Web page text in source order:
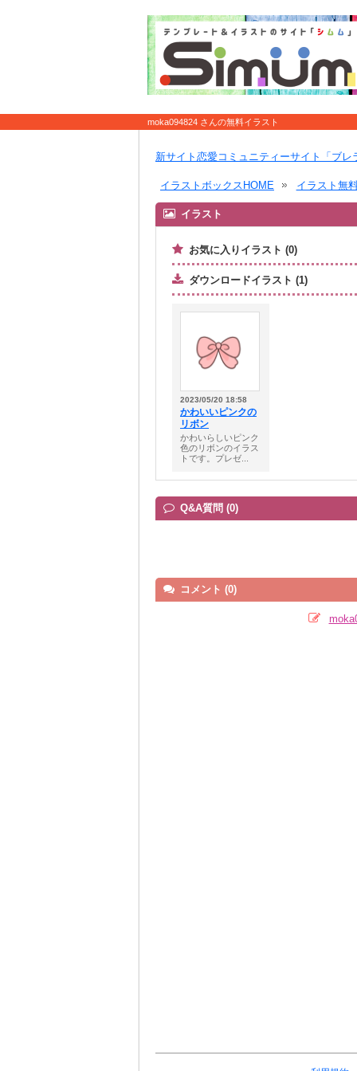
moka094824 さんの無料イラスト
新サイト恋愛コミュニティーサイト「ブレ
イラストボックスHOME イラスト無
イラスト
お気に入りイラスト (0)
ダウンロードイラスト (1)
2023/05/20 18:58
かわいいピンクの
リボン
かわいらしいピンク
色のリボンのイラス
トです。プレゼ...
Q&A質問 (0)
コメント (0)